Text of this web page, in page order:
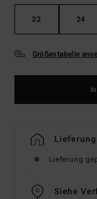
22 24
Größentabelle
Lieferung
Siehe